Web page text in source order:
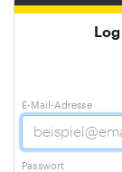
E-Mail-Adresse
Passwort